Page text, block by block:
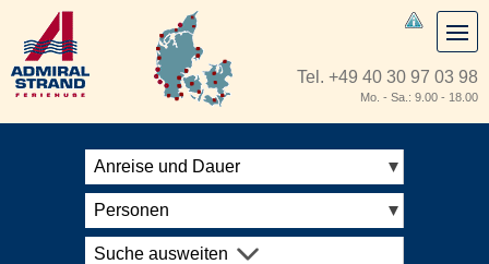
Tel. +49 40 30 97 03 98
Mo. - Sa.: 9.00 - 18.00
Anreise und Dauer
Personen
Suche ausweiten